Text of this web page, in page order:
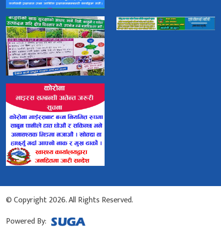
© Copyright 2026. All Rights Reserved.
Powered By: